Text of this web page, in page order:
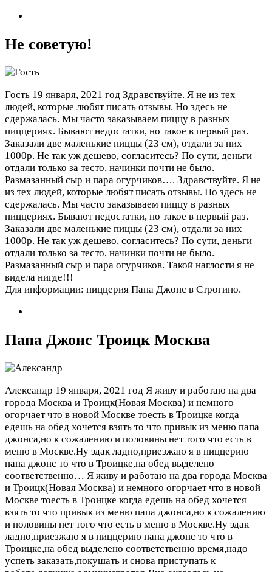
Не советую!
Гость 19 января, 2021 год Здравствуйте. Я не из тех
людей, которые любят писать отзывы. Но здесь не
сдержалась. Мы часто заказываем пиццу в разных
пиццериях. Бывают недостатки, но такое в первый раз.
Заказали две маленькие пиццы (23 см), отдали за них
1000р. Не так уж дешево, согласитесь? По сути, деньги
отдали только за тесто, начинки почти не было.
Размазанный сыр и пара огурчиков…. Здравствуйте. Я не
из тех людей, которые любят писать отзывы. Но здесь не
сдержалась. Мы часто заказываем пиццу в разных
пиццериях. Бывают недостатки, но такое в первый раз.
Заказали две маленькие пиццы (23 см), отдали за них
1000р. Не так уж дешево, согласитесь? По сути, деньги
отдали только за тесто, начинки почти не было.
Размазанный сыр и пара огурчиков. Такой наглости я не
видела нигде!!!
Для информации: пиццерия Папа Джонс в Строгино.
Папа Джонс Троицк Москва
Александр 19 января, 2021 год Я живу и работаю на два
города Москва и Троицк(Новая Москва) и немного
огорчает что в новой Москве тоесть в Троицке когда
едешь на обед хочется взять то что привык из меню папа
джонса,но к сожалению и половины нет того что есть в
меню в Москве.Ну эдак ладно,приезжаю я в пиццерию
папа джонс то что в Троицке,на обед выделено
соответственно… Я живу и работаю на два города Москва
и Троицк(Новая Москва) и немного огорчает что в новой
Москве тоесть в Троицке когда едешь на обед хочется
взять то что привык из меню папа джонса,но к сожалению
и половины нет того что есть в меню в Москве.Ну эдак
ладно,приезжаю я в пиццерию папа джонс то что в
Троицке,на обед выделено соответственно время,надо
успеть заказать,покушать и снова приступать к